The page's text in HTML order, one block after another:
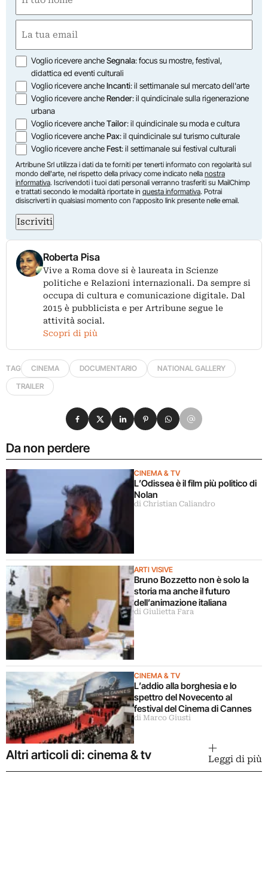
(Obbligatorio)
Nome
(Obbligatorio)
Opzioni
Voglio ricevere ancheSegnala: focus su mostre, festival,
didattica ed eventi culturali
Voglio ricevere ancheIncanti: il settimanale sul mercato dell'arte
Voglio ricevere ancheRender: il quindicinale sulla rigenerazione
urbana
Voglio ricevere ancheTailor: il quindicinale su moda e cultura
Voglio ricevere anchePax: il quindicinale sul turismo culturale
Voglio ricevere ancheFest: il settimanale sui festival culturali
Artribune Srl utilizza i dati da te forniti per tenerti informato con regolarità sul
mondo dell'arte, nel rispetto della privacy come indicato nella nostra
informativa. Iscrivendoti i tuoi dati personali verranno trasferiti su MailChimp
e trattati secondo le modalità riportate in questa informativa. Potrai
disiscriverti in qualsiasi momento con l'apposito link presente nelle email.
Iscriviti
Roberta Pisa
Vive a Roma dove si è laureata in Scienze
politiche e Relazioni internazionali. Da sempre si
occupa di cultura e comunicazione digitale. Dal
2015 è pubblicista e per Artribune segue le
attività social.
Scopri di più
TAG CINEMA DOCUMENTARIO
NATIONAL GALLERY
TRAILER
Da non perdere
CINEMA & TV
L’Odissea è il film più politico di
Nolan
di Christian Caliandro
ARTI VISIVE
Bruno Bozzetto non è solo la
storia ma anche il futuro
dell’animazione italiana
di Giulietta Fara
CINEMA & TV
L’addio alla borghesia e lo
spettro del Novecento al
festival del Cinema di Cannes
di Marco Giusti
Condividi su Facebook
Condividi su X
Condividi su LinkedIn
Condividi su Pinterest
Condividi su WhatsApp
Condividi su Email
Altri articoli di: cinema & tv Leggi di più